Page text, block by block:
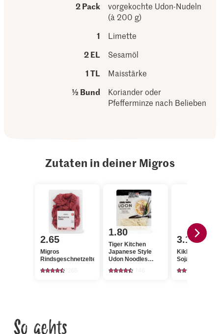
2 Pack
vorgekochte Udon-Nudeln
(à 200 g)
1
Limette
2 EL
Sesamöl
1 TL
Maisstärke
½ Bund
Koriander oder
Pfefferminze nach Belieben
Zutaten in deiner Migros
2.65
Migros
Rindsgeschnetzeltes
1.80
Tiger Kitchen
Japanese Style
Udon Noodles
Weizennudeln
3.15
Kikkoman
Sojasauce
So gehts